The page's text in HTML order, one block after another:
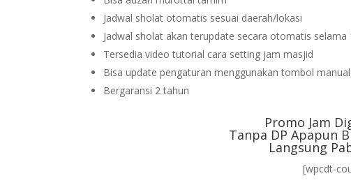
Jadwal sholat otomatis sesuai daerah/lokasi
Jadwal sholat akan terupdate secara otomatis selama
Tersedia video tutorial cara setting jam masjid
Bisa update pengaturan menggunakan tombol
Bergaransi 2 tahun
Promo Jam
Tanpa DP Apapun
Langsung
[wpcdt-